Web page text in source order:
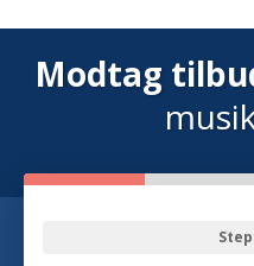
Modtag
Step